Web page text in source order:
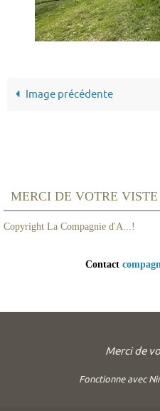
Image précédente
MERCI DE VOTRE VISTE
Copyright La Compagnie d'A...!
Contact
Merci de
Fonctionne avec